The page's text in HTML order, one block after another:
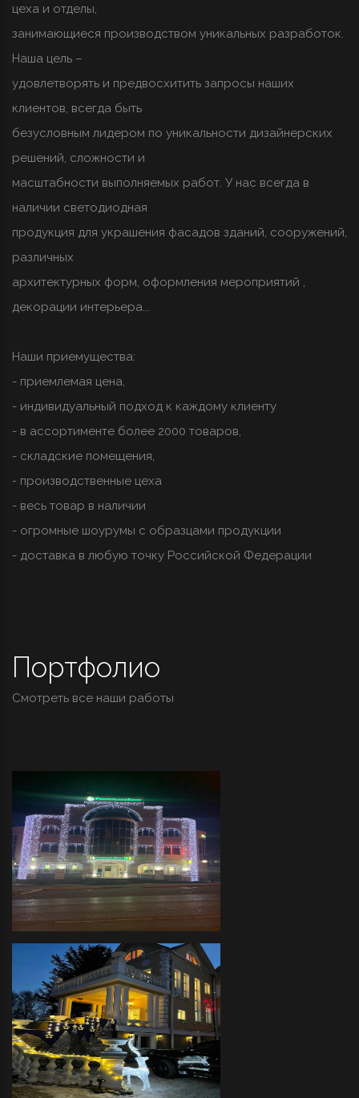
цеха и отделы,
занимающиеся производством уникальных разработок.
Наша цель –
удовлетворять и предвосхитить запросы наших
клиентов, всегда быть
безусловным лидером по уникальности дизайнерских
решений, сложности и
масштабности выполняемых работ. У нас всегда в
наличии светодиодная
продукция для украшения фасадов зданий, сооружений,
различных
архитектурных форм, оформления мероприятий ,
декорации интерьера...
Наши приемущества:
- приемлемая цена,
- индивидуальный подход к каждому клиенту
- в ассортименте более 2000 товаров,
- складские помещения,
- производственные цеха
- весь товар в наличии
- огромные шоурумы с образцами продукции
- доставка в любую точку Российской Федерации
Портфолио
Смотреть все наши работы